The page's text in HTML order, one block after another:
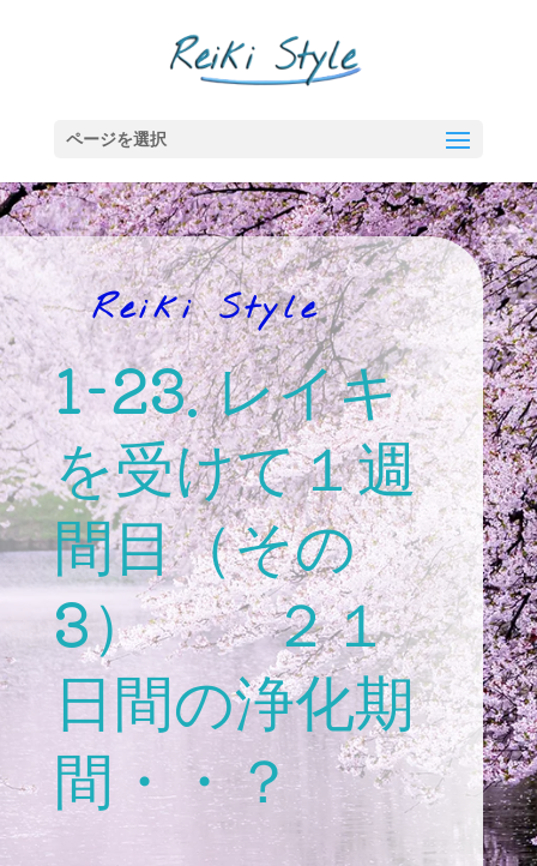
ページを選択
Reiki Style
1-23. レイキ
を受けて１週
間目（その
3） ２１
日間の浄化期
間・・？